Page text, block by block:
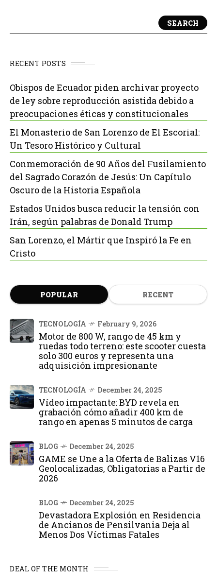
SEARCH
RECENT POSTS
Obispos de Ecuador piden archivar proyecto
de ley sobre reproducción asistida debido a
preocupaciones éticas y constitucionales
El Monasterio de San Lorenzo de El Escorial:
Un Tesoro Histórico y Cultural
Conmemoración de 90 Años del Fusilamiento
del Sagrado Corazón de Jesús: Un Capítulo
Oscuro de la Historia Española
Estados Unidos busca reducir la tensión con
Irán, según palabras de Donald Trump
San Lorenzo, el Mártir que Inspiró la Fe en
Cristo
POPULAR RECENT
TECNOLOGÍA February 9, 2026
Motor de 800 W, rango de 45 km y
ruedas todo terreno: este scooter cuesta
solo 300 euros y representa una
adquisición impresionante
TECNOLOGÍA December 24, 2025
Vídeo impactante: BYD revela en
grabación cómo añadir 400 km de
rango en apenas 5 minutos de carga
BLOG December 24, 2025
GAME se Une a la Oferta de Balizas V16
Geolocalizadas, Obligatorias a Partir de
2026
BLOG December 24, 2025
Devastadora Explosión en Residencia
de Ancianos de Pensilvania Deja al
Menos Dos Víctimas Fatales
DEAL OF THE MONTH